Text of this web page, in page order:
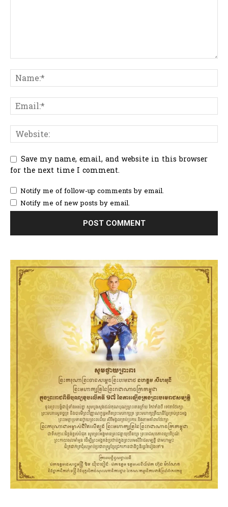
Save my name, email, and website in this browser
for the next time I comment.
Notify me of follow-up comments by email.
Notify me of new posts by email.